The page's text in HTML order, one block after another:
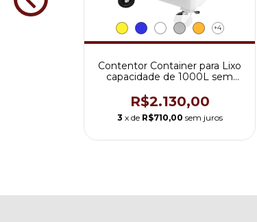
+4
Contentor Container para Lixo
capacidade de 1000L sem
R$2.130,00
3 x de R$710,00 sem juros